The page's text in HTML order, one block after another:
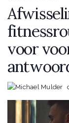
voor